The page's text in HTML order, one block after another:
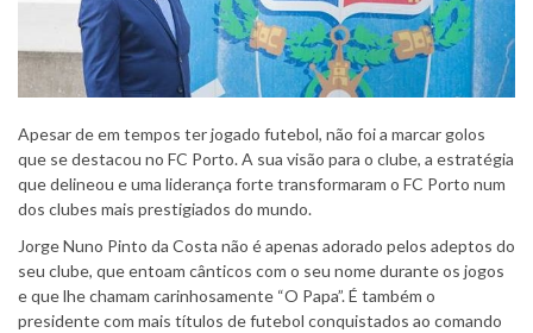
Apesar de em tempos ter jogado futebol, não foi a marcar golos
que se destacou no FC Porto. A sua visão para o clube, a estratégia
que delineou e uma liderança forte transformaram o FC Porto num
dos clubes mais prestigiados do mundo.
Jorge Nuno Pinto da Costa não é apenas adorado pelos adeptos do
seu clube, que entoam cânticos com o seu nome durante os jogos
e que lhe chamam carinhosamente “O Papa”. É também o
presidente com mais títulos de futebol conquistados ao comando